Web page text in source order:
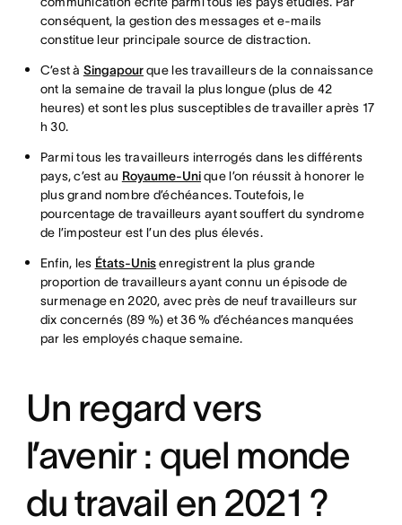
conséquent, la gestion des messages et e-mails
constitue leur principale source de distraction.
C’est à Singapourque les travailleurs de la connaissance
ont la semaine de travail la plus longue (plus de 42
heures) et sont les plus susceptibles de travailler après 17
h 30.
Parmi tous les travailleurs interrogés dans les différents
pays, c’est au Royaume-Unique l’on réussit à honorer le
plus grand nombre d’échéances. Toutefois, le
pourcentage de travailleurs ayant souffert du syndrome
de l’imposteur est l’un des plus élevés.
Enfin, les États-Unisenregistrent la plus grande
proportion de travailleurs ayant connu un épisode de
surmenage en 2020, avec près de neuf travailleurs sur
dix concernés (89 %) et 36 % d’échéances manquées
par les employés chaque semaine.
Un regard vers
l’avenir : quel monde
du travail en 2021 ?